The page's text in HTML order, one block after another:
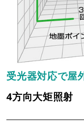
受光器対応で屋
4方向大矩照射
電話受付：